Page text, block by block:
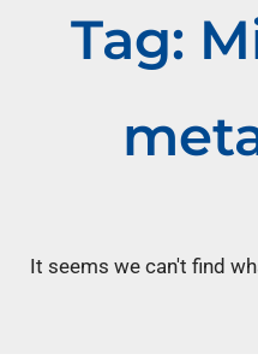
Tag:
It seems we can't find